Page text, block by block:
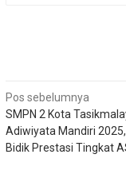
Navigasi
pos
Pos sebelumnya
SMPN 2 Kota
Adiwiyata Mandiri
Bidik Prestasi Tingkat